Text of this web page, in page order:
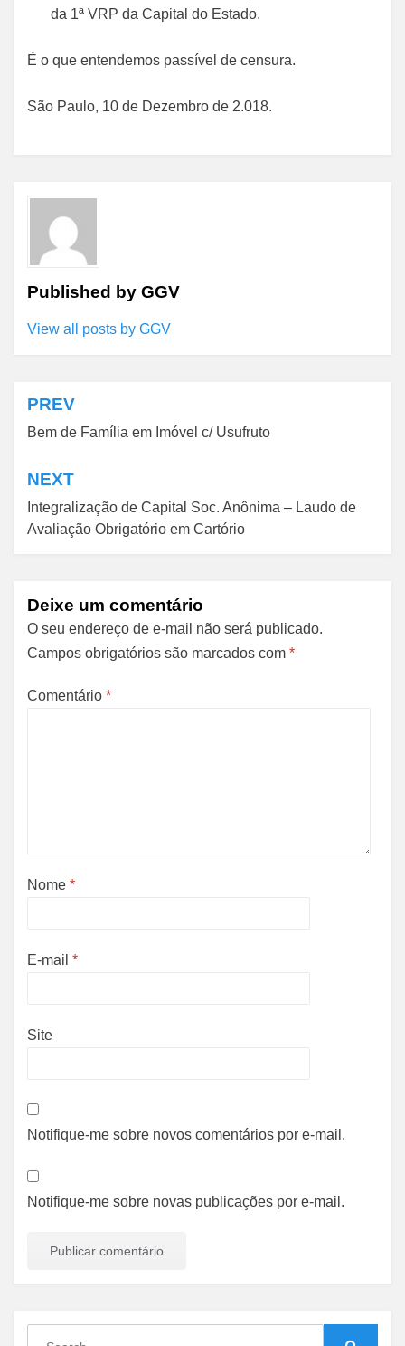
da 1ª VRP da Capital do Estado.
É o que entendemos passível de censura.
São Paulo, 10 de Dezembro de 2.018.
Published by GGV
View all posts by GGV
Navegação
de
Post
PREV
Bem de Família em Imóvel c/ Usufruto
NEXT
Integralização de Capital Soc. Anônima – Laudo de
Avaliação Obrigatório em Cartório
Deixe um comentário
O seu endereço de e-mail não será publicado.
Campos obrigatórios são marcados com *
Comentário *
Nome *
E-mail *
Site
Notifique-me sobre novos comentários por e-mail.
Notifique-me sobre novas publicações por e-mail.